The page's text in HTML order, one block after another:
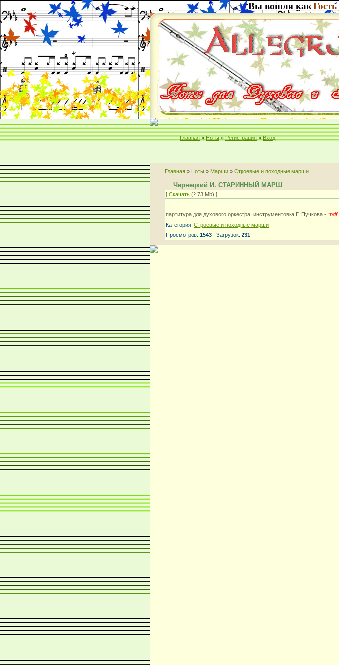
Вы вошли какГость
Главная » Ноты » Регистрация » Вход
Главная » Ноты » Марши » Строевые и походные марши
Чернецкий И. СТАРИННЫЙ МАРШ
[ Скачать (2.73 Mb) ]
партитура для духового оркестра. инструментовка Г. Пучкова - *pdf
Категория: Строевые и походные марши
Просмотров: 1543 | Загрузок: 231